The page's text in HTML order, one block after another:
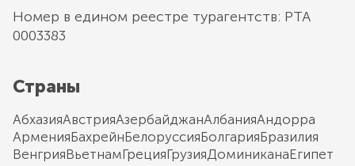
Номер в едином реестре турагентств: РТА
0003383
Страны
АбхазияАвстрияАзербайджанАлбанияАндорра
АрменияБахрейнБелоруссияБолгарияБразилия
ВенгрияВьетнамГрецияГрузияДоминиканаЕгипет